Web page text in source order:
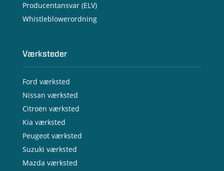
Producentansvar (ELV)
Whistleblowerordning
Værksteder
Ford værksted
Nissan værksted
Citroën værksted
Kia værksted
Peugeot værksted
Suzuki værksted
Mazda værksted